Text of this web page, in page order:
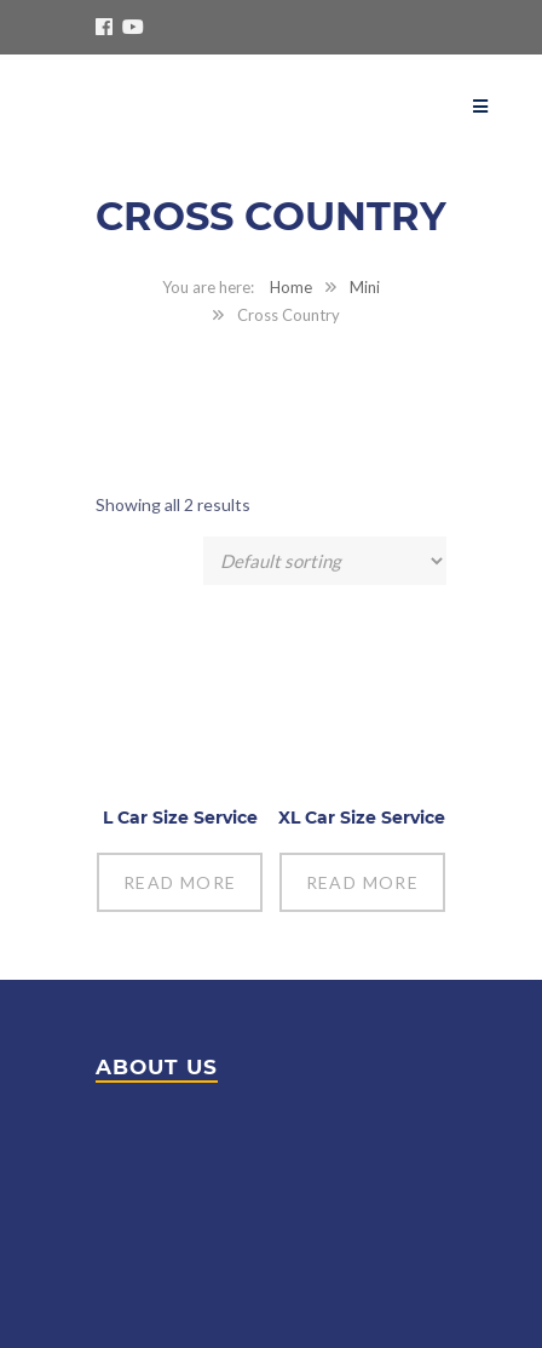
CROSS COUNTRY
Home
Mini
Cross Country
Showing all 2 results
L Car Size Service
READ MORE
XL Car Size Service
READ MORE
ABOUT US